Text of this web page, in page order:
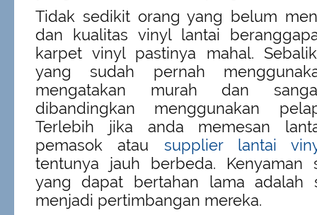
Tidak sedikit orang yang belum
dan kualitas vinyl lantai
karpet vinyl pastinya mahal.
yang sudah pernah
mengatakan murah dan
dibandingkan menggunakan
Terlebih jika anda memesan
pemasok atau supplier lantai
tentunya jauh berbeda. Kenyaman
yang dapat bertahan lama adalah
menjadi pertimbangan mereka.